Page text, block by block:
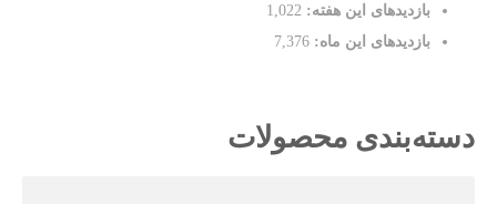
بازدیدهای این هفته: 1,022
بازدیدهای این ماه: 7,376
دسته‌بندی محصولات